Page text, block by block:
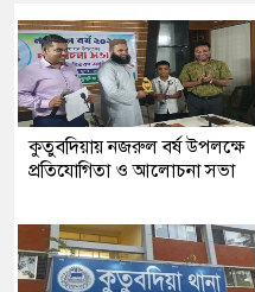
কুতুবদিয়ায় নজরুল বর্ষ উপলক্ষে
প্রতিযোগিতা ও আলোচনা সভা